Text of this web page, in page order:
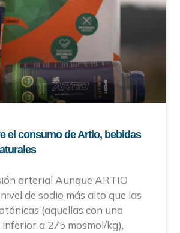
el consumo de Artio, bebidas
arterial Aunque ARTIO
de sodio más alto que las
(aquellas con una
a 275 mosmol/kg),